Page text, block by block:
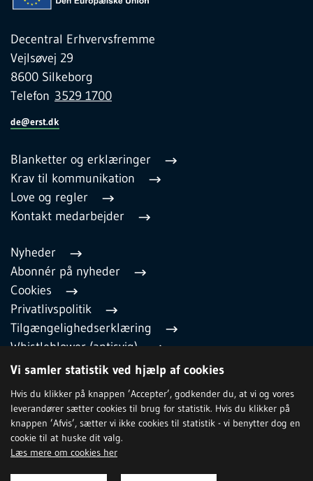
Vi samler statistik ved hjælp af cookies
Hvis du klikker på knappen ’Accepter’, godkender du, at vi og vores
leverandører sætter cookies til brug for statistik. Hvis du klikker på
knappen ’Afvis’, sætter vi ikke cookies til statistik - vi benytter dog en
cookie til at huske dit valg.
Læs mere om cookies her
Decentral Erhvervsfremme
Vejlsøvej 29
8600 Silkeborg
Telefon 3529 1700
de@erst.dk
Blanketter og erklæringer
Krav til kommunikation
Love og regler
Kontakt medarbejder
Nyheder
Abonnér på nyheder
Cookies
Privatlivspolitik
Tilgængelighedserklæring
Whistleblower (antisvig)
English
TILMELD NYHEDSBREV